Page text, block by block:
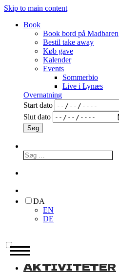
Skip to main content
Book
Book bord på Madbaren
Bestil take away
Køb gave
Kalender
Events
Sommerbio
Live i Lynæs
Overnatning
Start dato
Slut dato
DA
EN
DE
AKTIVITETER